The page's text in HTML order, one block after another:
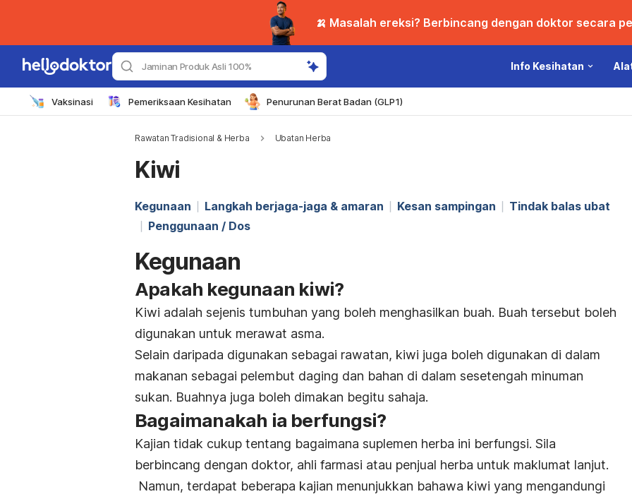
🍌 Masalah ereksi? Berbincang dengan doktor secara
Jaminan Produk Asli 100% Info Kesihatan
Vaksinasi Pemeriksaan Kesihatan Penurunan Berat Badan (GLP1)
Rawatan Tradisional & Herba Ubatan Herba
Kiwi
Kegunaan Langkah berjaga-jaga & amaran Kesan sampingan
Tindak balas ubat
Penggunaan / Dos
Kegunaan
Apakah kegunaan kiwi?
Kiwi adalah sejenis tumbuhan yang boleh menghasilkan buah. Buah tersebut boleh
digunakan untuk merawat asma.
Selain daripada digunakan sebagai rawatan, kiwi juga boleh digunakan di dalam
makanan sebagai pelembut daging dan bahan di dalam sesetengah minuman
sukan. Buahnya juga boleh dimakan begitu sahaja.
Bagaimanakah ia berfungsi?
Kajian tidak cukup tentang bagaimana suplemen herba ini berfungsi. Sila
berbincang dengan doktor, ahli farmasi atau penjual herba untuk maklumat lanjut.
Namun, terdapat beberapa kajian menunjukkan bahawa kiwi yang mengandungi